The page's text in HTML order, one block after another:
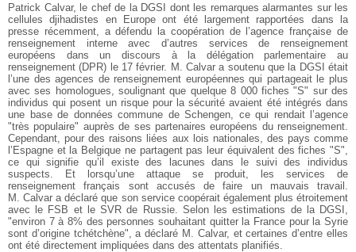
Patrick Calvar, le chef de la DGSI dont les remarques alarmantes sur les
cellules djihadistes en Europe ont été largement rapportées dans la
presse récemment, a défendu la coopération de l’agence française de
renseignement interne avec d’autres services de renseignement
européens dans un discours à la délégation parlementaire au
renseignement (DPR) le 17 février. M. Calvar a soutenu que la DGSI était
l’une des agences de renseignement européennes qui partageait le plus
avec ses homologues, soulignant que quelque 8 000 fiches "S" sur des
individus qui posent un risque pour la sécurité avaient été intégrés dans
une base de données commune de Schengen, ce qui rendait l’agence
"très populaire" auprès de ses partenaires européens du renseignement.
Cependant, pour des raisons liées aux lois nationales, des pays comme
l’Espagne et la Belgique ne partagent pas leur équivalent des fiches "S",
ce qui signifie qu’il existe des lacunes dans le suivi des individus
suspects. Et lorsqu’une attaque se produit, les services de
renseignement français sont accusés de faire un mauvais travail.
M. Calvar a déclaré que son service coopérait également plus étroitement
avec le FSB et le SVR de Russie. Selon les estimations de la DGSI,
"environ 7 à 8% des personnes souhaitant quitter la France pour la Syrie
sont d’origine tchétchène", a déclaré M. Calvar, et certaines d’entre elles
ont été directement impliquées dans des attentats planifiés.